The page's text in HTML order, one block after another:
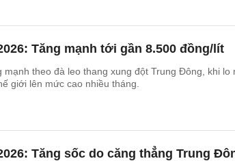
Tăng mạnh tới gần 8.500 đồng/lít
theo đà leo thang xung đột Trung Đông, khi lo
giới lên mức cao nhiều tháng.
Tăng sốc do căng thẳng Trung